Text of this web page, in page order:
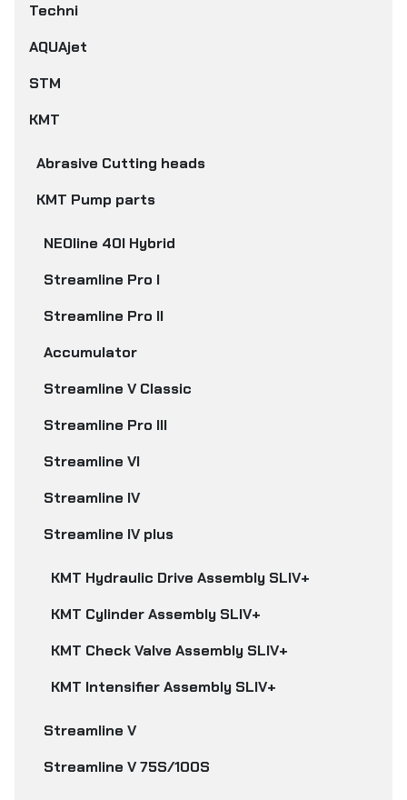
Techni
AQUAjet
STM
KMT
Abrasive Cutting heads
KMT Pump parts
NEOline 40I Hybrid
Streamline Pro I
Streamline Pro II
Accumulator
Streamline V Classic
Streamline Pro III
Streamline VI
Streamline IV
Streamline IV plus
KMT Hydraulic Drive Assembly SLIV+
KMT Cylinder Assembly SLIV+
KMT Check Valve Assembly SLIV+
KMT Intensifier Assembly SLIV+
Streamline V
Streamline V 75S/100S